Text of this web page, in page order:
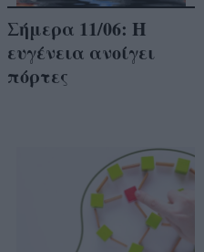
Σήμερα 11/06: Η
ευγένεια ανοίγει
πόρτες